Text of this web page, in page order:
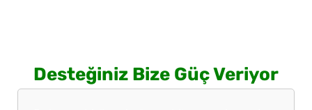
Desteğiniz Bize Güç Veriyor